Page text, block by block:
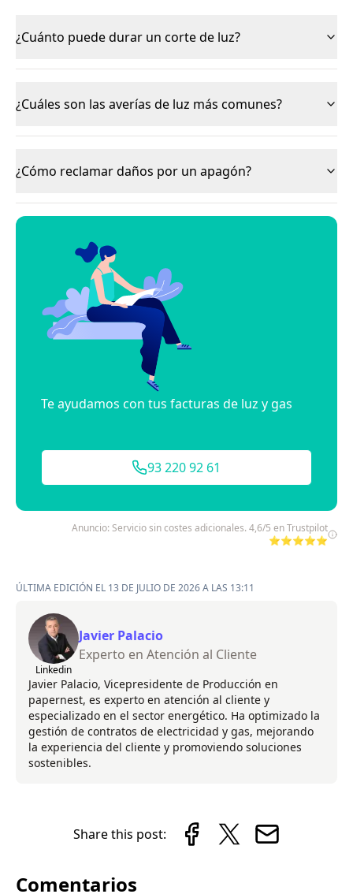
¿Cuánto puede durar un corte de luz?
¿Cuáles son las averías de luz más comunes?
¿Cómo reclamar daños por un apagón?
Te ayudamos con tus facturas de luz y gas
93 220 92 61
Anuncio: Servicio sin costes adicionales. 4,6/5 en Trustpilot
⭐⭐⭐⭐⭐
ÚLTIMA EDICIÓN EL 13 DE JULIO DE 2026 A LAS 13:11
Linkedin
Javier Palacio
Experto en Atención al Cliente
Javier Palacio, Vicepresidente de Producción en
papernest, es experto en atención al cliente y
especializado en el sector energético. Ha optimizado la
gestión de contratos de electricidad y gas, mejorando
la experiencia del cliente y promoviendo soluciones
sostenibles.
Share this post:
Comentarios